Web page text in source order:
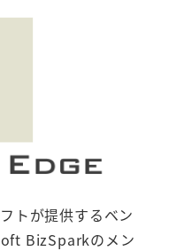
トが提供するベン
BizSparkのメン